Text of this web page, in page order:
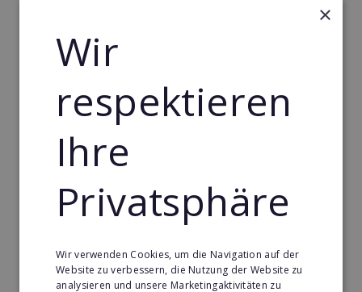
35.000€
×
Wir
respektieren
Ihre
Privatsphäre
Wir verwenden Cookies, um die Navigation auf der
Website zu verbessern, die Nutzung der Website zu
analysieren und unsere Marketingaktivitäten zu